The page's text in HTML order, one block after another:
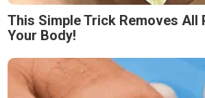
This Simple Trick Removes All
Your Body!